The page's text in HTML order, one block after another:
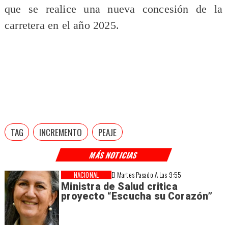
MÁS NOTICIAS
El Martes Pasado A Las 9:55
Ministra de Salud critica
proyecto “Escucha su Corazón”
NACIONAL
que se realice una nueva concesión de la
carretera en el año 2025.
TAG INCREMENTO PEAJE